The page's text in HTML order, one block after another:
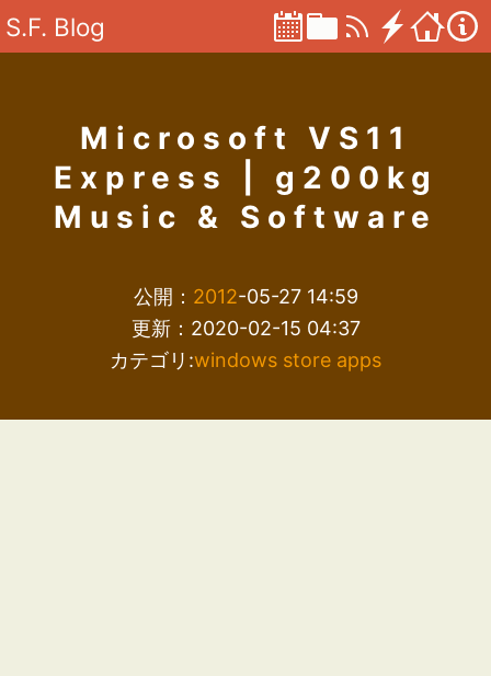
S.F. Blog
Microsoft VS11
Express | g200kg
Music & Software
公開： 2012-05-27 14:59
更新：2020-02-15 04:37
カテゴリ:windows store apps